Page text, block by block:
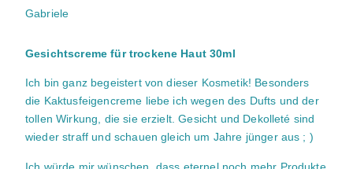
Gabriele
Gesichtscreme für trockene Haut 30ml
Ich bin ganz begeistert von dieser Kosmetik! Besonders
die Kaktusfeigencreme liebe ich wegen des Dufts und der
tollen Wirkung, die sie erzielt. Gesicht und Dekolleté sind
wieder straff und schauen gleich um Jahre jünger aus ; )
Ich würde mir wünschen, dass eternel noch mehr Produkte